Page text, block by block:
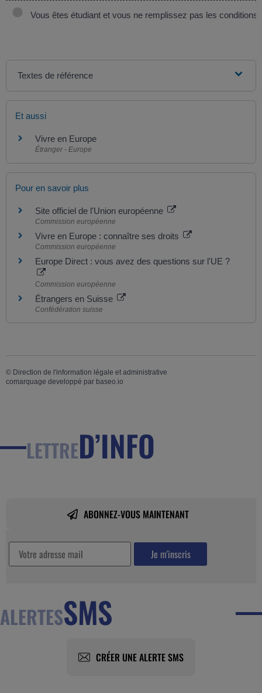
Vous êtes étudiant et vous ne remplissez pas les conditions
Textes de référence
Et aussi
Vivre en Europe
Étranger - Europe
Pour en savoir plus
Site officiel de l'Union européenne
Commission européenne
Vivre en Europe : connaître ses droits
Commission européenne
Europe Direct : vous avez des questions sur l'UE ?
Commission européenne
Étrangers en Suisse
Confédération suisse
© Direction de l'information légale et administrative
comarquage developpé par baseo.io
LETTRED’INFO
ABONNEZ-VOUS MAINTENANT
ALERTESSMS
CRÉER UNE ALERTE SMS